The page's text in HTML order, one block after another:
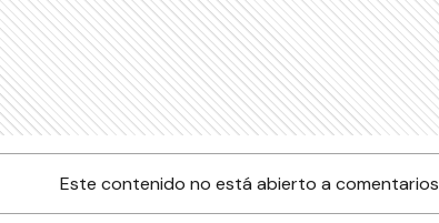
Este contenido no está abierto a comentarios